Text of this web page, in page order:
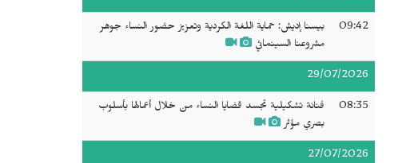
09:42
بيسنا إديش: حماية اللغة الكردية وتعزيز حضور النساء جوهر
مشروعنا السينمائي
29/07/2026
08:35
فنانة تشكيلية تجسد قضايا النساء من خلال أعمالها بأسلوب
بصري مؤثر
27/07/2026